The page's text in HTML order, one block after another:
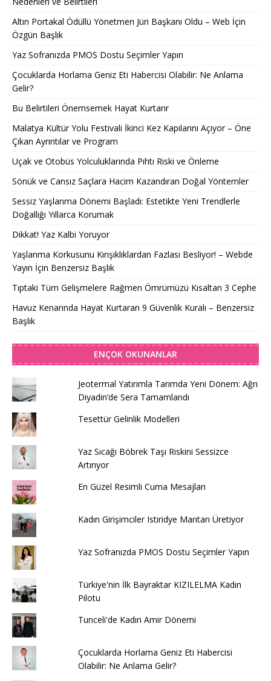
Altın Portakal Ödüllü Yönetmen Jüri Başkanı Oldu – Web İçin
Özgün Başlık
Yaz Sofranızda PMOS Dostu Seçimler Yapın
Çocuklarda Horlama Geniz Eti Habercisi Olabilir: Ne Anlama
Gelir?
Bu Belirtileri Önemsemek Hayat Kurtarır
Malatya Kültür Yolu Festivali İkinci Kez Kapılarını Açıyor – Öne
Çıkan Ayrıntılar ve Program
Uçak ve Otobüs Yolculuklarında Pıhtı Riski ve Önleme
Sönük ve Cansız Saçlara Hacim Kazandıran Doğal Yöntemler
Sessiz Yaşlanma Dönemi Başladı: Estetikte Yeni Trendlerle
Doğallığı Yıllarca Korumak
Dikkat! Yaz Kalbi Yoruyor
Yaşlanma Korkusunu Kırışıklıklardan Fazlası Besliyor! – Webde
Yayın İçin Benzersiz Başlık
Tıptaki Tüm Gelişmelere Rağmen Ömrümüzü Kısaltan 3 Cephe
Havuz Kenarında Hayat Kurtaran 9 Güvenlik Kuralı – Benzersiz
Başlık
ENÇOK OKUNANLAR
Jeotermal Yatırımla Tarımda Yeni Dönem: Ağrı
Diyadin’de Sera Tamamlandı
Tesettür Gelinlik Modelleri
Yaz Sıcağı Böbrek Taşı Riskini Sessizce
Artırıyor
En Güzel Resimli Cuma Mesajları
Kadın Girişimciler Istiridye Mantarı Üretiyor
Yaz Sofranızda PMOS Dostu Seçimler Yapın
Türkiye'nin İlk Bayraktar KIZILELMA Kadın
Pilotu
Tunceli'de Kadın Amir Dönemi
Çocuklarda Horlama Geniz Eti Habercisi
Olabilir: Ne Anlama Gelir?